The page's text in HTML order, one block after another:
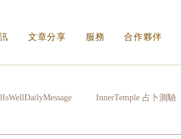
文章分享 服務 合作夥伴
InnerTemple 占卜測驗